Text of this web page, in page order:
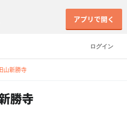
ログイン
アプリで開く
山新勝寺
勝寺